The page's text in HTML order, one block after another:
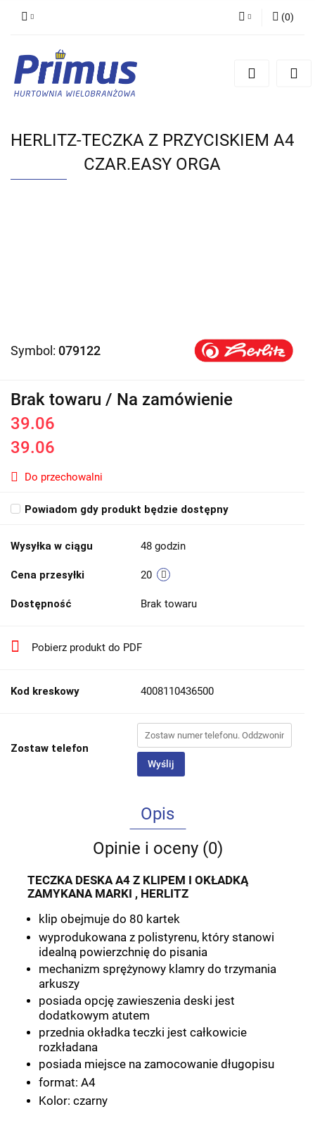
Zarejestruj się
(0)
HERLITZ-TECZKA Z PRZYCISKIEM A4
CZAR.EASY ORGA
Symbol: 079122
Brak towaru / Na zamówienie
39.06
39.06
Do przechowalni
Powiadom gdy produkt będzie dostępny
Wysyłka w ciągu 48 godzin
Cena przesyłki 20
Dostępność Brak towaru
Pobierz produkt do PDF
Kod kreskowy 4008110436500
Zostaw telefon
Wyślij
Opis
Opinie i oceny (0)
TECZKA DESKA A4 Z KLIPEM I OKŁADKĄ
ZAMYKANA MARKI , HERLITZ
klip obejmuje do 80 kartek
wyprodukowana z polistyrenu, który stanowi
idealną powierzchnię do pisania
mechanizm sprężynowy klamry do trzymania
arkuszy
posiada opcję zawieszenia deski jest
dodatkowym atutem
przednia okładka teczki jest całkowicie
rozkładana
posiada miejsce na zamocowanie długopisu
format: A4
Kolor: czarny